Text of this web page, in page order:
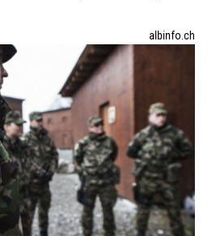
albinfo.ch